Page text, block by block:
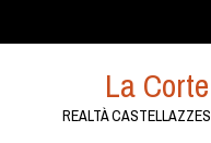
La
REALTÀ